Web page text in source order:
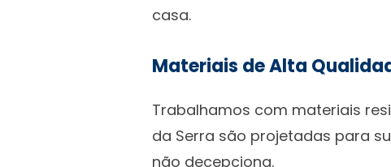
casa.
Materiais de Alta
Trabalhamos com materiais
da Serra são projetadas para
não decepciona.